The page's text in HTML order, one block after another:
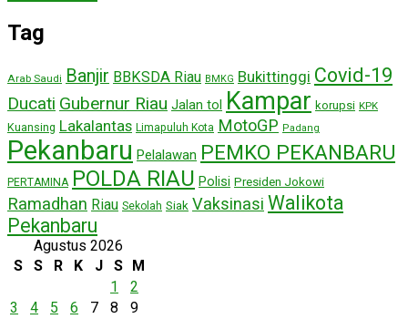
Tag
Arab Saudi Banjir BBKSDA Riau BMKG Bukittinggi Covid-19
Ducati Gubernur Riau Jalan tol Kampar korupsi KPK
Kuansing Lakalantas Limapuluh Kota MotoGP Padang
Pekanbaru Pelalawan PEMKO PEKANBARU
PERTAMINA POLDA RIAU Polisi Presiden Jokowi
Ramadhan Riau Sekolah Siak Vaksinasi Walikota
Pekanbaru
Agustus 2026
S
S R K J S
M
1
2
3
4 5 6 7 8
9